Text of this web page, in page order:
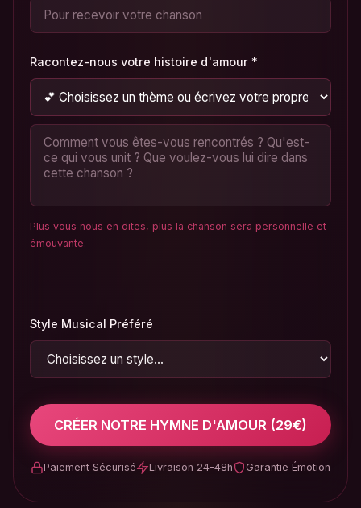
Racontez-nous votre histoire d'amour *
Plus vous nous en dites, plus la chanson sera personnelle et
émouvante.
Style Musical Préféré
CRÉER NOTRE HYMNE D'AMOUR (29€)
Paiement Sécurisé Livraison 24-48h Garantie Émotion